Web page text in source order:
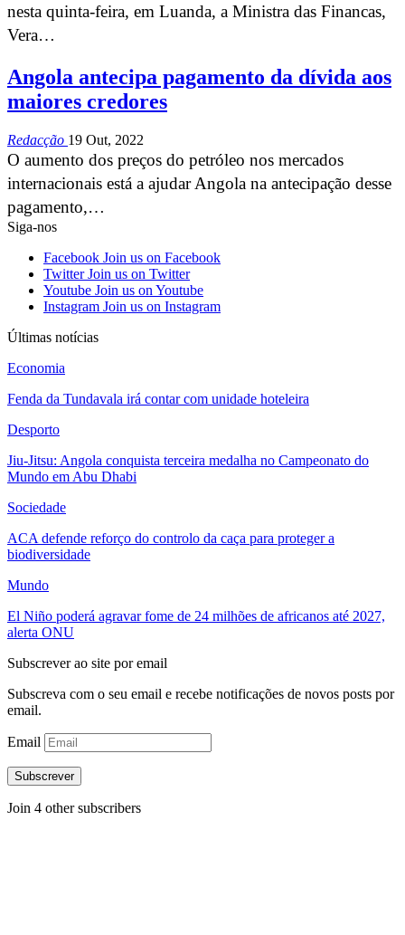
nesta quinta-feira, em Luanda, a Ministra das Financas,
Vera…
Angola antecipa pagamento da dívida aos
maiores credores
Redacção 19 Out, 2022
O aumento dos preços do petróleo nos mercados
internacionais está a ajudar Angola na antecipação desse
pagamento,…
Siga-nos
Facebook Join us on Facebook
Twitter Join us on Twitter
Youtube Join us on Youtube
Instagram Join us on Instagram
Últimas notícias
Economia
Fenda da Tundavala irá contar com unidade hoteleira
Desporto
Jiu-Jitsu: Angola conquista terceira medalha no Campeonato do
Mundo em Abu Dhabi
Sociedade
ACA defende reforço do controlo da caça para proteger a
biodiversidade
Mundo
El Niño poderá agravar fome de 24 milhões de africanos até 2027,
alerta ONU
Subscrever ao site por email
Subscreva com o seu email e recebe notificações de novos posts por
email.
Email
Subscrever
Join 4 other subscribers